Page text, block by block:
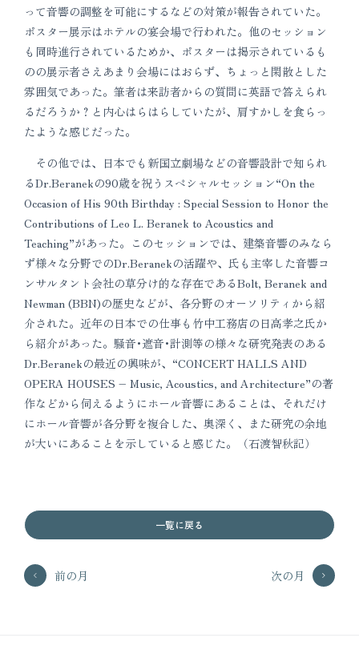
って音響の調整を可能にするなどの対策が報告されていた。
ポスター展示はホテルの宴会場で行われた。他のセッション
も同時進行されているためか、ポスターは掲示されているも
のの展示者さえあまり会場にはおらず、ちょっと閑散とした
雰囲気であった。筆者は来訪者からの質問に英語で答えられ
るだろうか？と内心はらはらしていたが、肩すかしを食らっ
たような感じだった。
その他では、日本でも新国立劇場などの音響設計で知られ
るDr.Beranekの90歳を祝うスペシャルセッション“On the
Occasion of His 90th Birthday : Special Session to Honor the
Contributions of Leo L. Beranek to Acoustics and
Teaching”があった。このセッションでは、建築音響のみなら
ず様々な分野でのDr.Beranekの活躍や、氏も主宰した音響コ
ンサルタント会社の草分け的な存在であるBolt, Beranek and
Newman (BBN)の歴史などが、各分野のオーソリティから紹
介された。近年の日本での仕事も竹中工務店の日高孝之氏か
ら紹介があった。騒音･遮音･計測等の様々な研究発表のある
Dr.Beranekの最近の興味が、“CONCERT HALLS AND
OPERA HOUSES – Music, Acoustics, and Architecture”の著
作などから伺えるようにホール音響にあることは、それだけ
にホール音響が各分野を複合した、奥深く、また研究の余地
が大いにあることを示していると感じた。（石渡智秋記）
前の月
一覧に戻る
次の月